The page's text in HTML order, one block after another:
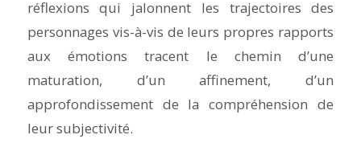
réflexions qui jalonnent les trajectoires des
personnages vis-à-vis de leurs propres rapports
aux émotions tracent le chemin d’une
maturation, d’un affinement, d’un
approfondissement de la compréhension de
leur subjectivité.